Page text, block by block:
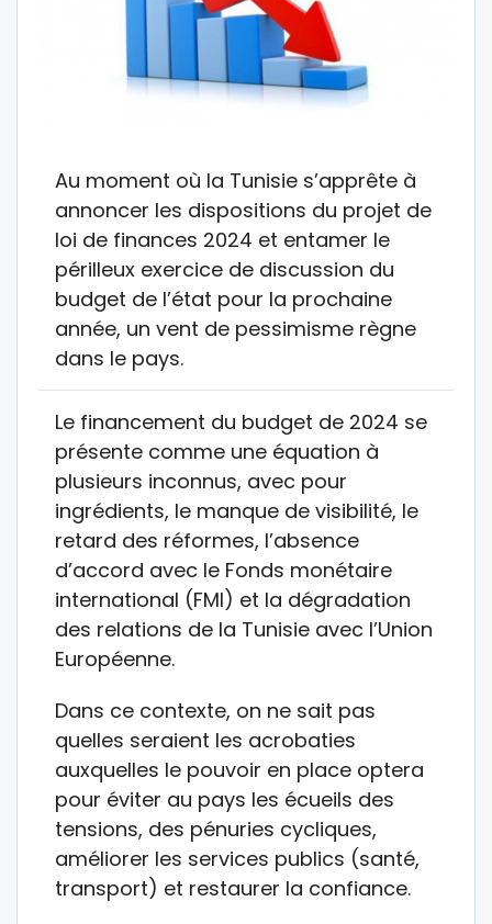
Au moment où la Tunisie s’apprête à
annoncer les dispositions du projet de
loi de finances 2024 et entamer le
périlleux exercice de discussion du
budget de l’état pour la prochaine
année, un vent de pessimisme règne
dans le pays.
Le financement du budget de 2024 se
présente comme une équation à
plusieurs inconnus, avec pour
ingrédients, le manque de visibilité, le
retard des réformes, l’absence
d’accord avec le Fonds monétaire
international (FMI) et la dégradation
des relations de la Tunisie avec l’Union
Européenne.
Dans ce contexte, on ne sait pas
quelles seraient les acrobaties
auxquelles le pouvoir en place optera
pour éviter au pays les écueils des
tensions, des pénuries cycliques,
améliorer les services publics (santé,
transport) et restaurer la confiance.